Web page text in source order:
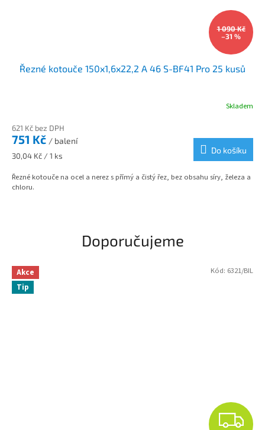
1 090 Kč
–31 %
Řezné kotouče 150x1,6x22,2 A 46 S-BF41 Pro 25 kusů
Skladem
621 Kč bez DPH
751 Kč / balení
Měrná
30,04 Kč / 1 ks
Do košíku
Řezné kotouče na ocel a nerez s přímý a čistý řez, bez obsahu síry, železa a
chloru.
Doporučujeme
Akce
Tip
Z
Kód: 6321/BIL